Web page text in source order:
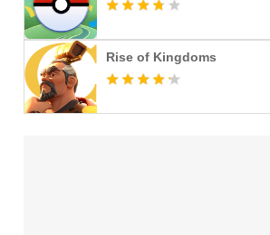
Rise of Kingdoms